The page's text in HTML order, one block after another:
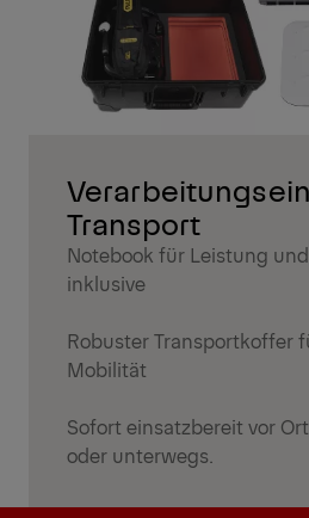
Transport
Notebook für Leistung
inklusive
Robuster Transportkoffer
Mobilität
Sofort einsatzbereit vor
oder unterwegs.